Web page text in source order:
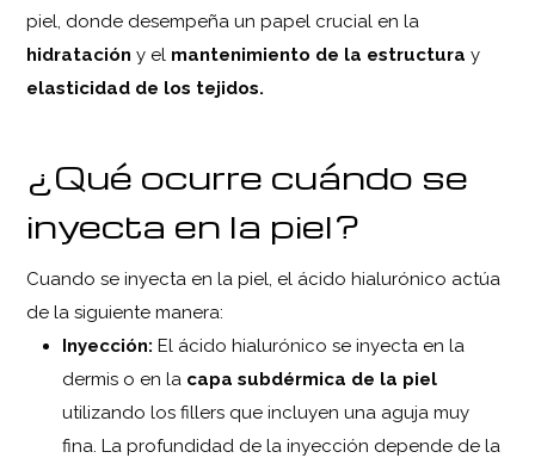
piel, donde desempeña un papel crucial en la
hidratación y el mantenimiento de la estructuray
elasticidad de los tejidos.
¿Qué ocurre cuándo se
inyecta en la piel?
Cuando se inyecta en la piel, el ácido hialurónico actúa
de la siguiente manera:
Inyección: El ácido hialurónico se inyecta en la
dermis o en la capa subdérmica de la piel
utilizando los fillers que incluyen una aguja muy
fina. La profundidad de la inyección depende de la